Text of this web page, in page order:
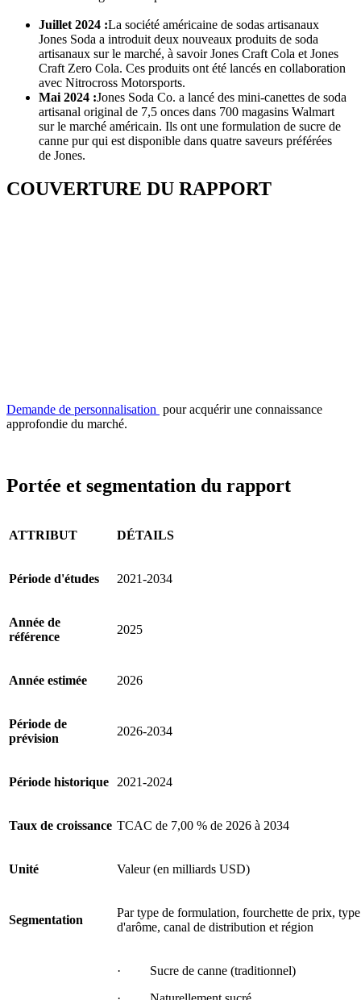
Juillet 2024 :La société américaine de sodas artisanaux
Jones Soda a introduit deux nouveaux produits de soda
artisanaux sur le marché, à savoir Jones Craft Cola et Jones
Craft Zero Cola. Ces produits ont été lancés en collaboration
avec Nitrocross Motorsports.
Mai 2024 :Jones Soda Co. a lancé des mini-canettes de soda
artisanal original de 7,5 onces dans 700 magasins Walmart
sur le marché américain. Ils ont une formulation de sucre de
canne pur qui est disponible dans quatre saveurs préférées
de Jones.
COUVERTURE DU RAPPORT
Demande de personnalisation pour acquérir une connaissance
approfondie du marché.
Portée et segmentation du rapport
ATTRIBUT DÉTAILS
Période d'études 2021-2034
Année de
référence
2025
Année estimée 2026
Période de
prévision
2026-2034
Période historique 2021-2024
Taux de croissance TCAC de 7,00 % de 2026 à 2034
Unité Valeur (en milliards USD)
Segmentation
Par type de formulation, fourchette de prix,
d'arôme, canal de distribution et région
· Sucre de canne (traditionnel)